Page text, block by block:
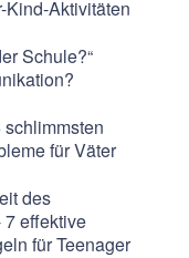
Kind-Aktivitäten
Schule?“
für Väter
des
7 effektive
für Teenager